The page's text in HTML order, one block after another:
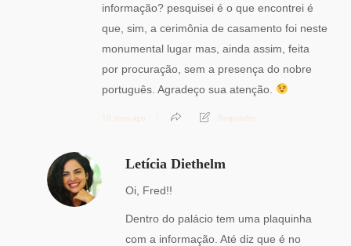
informação? pesquisei é o que encontrei é
que, sim, a cerimônia de casamento foi neste
monumental lugar mas, ainda assim, feita
por procuração, sem a presença do nobre
português. Agradeço sua atenção.
10 anos ago Responder
Letícia Diethelm
Oi, Fred!!
Dentro do palácio tem uma plaquinha
com a informação. Até diz que é no